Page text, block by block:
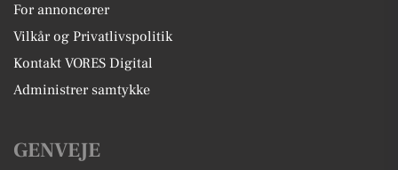
For annoncører
Vilkår og Privatlivspolitik
Kontakt VORES Digital
Administrer samtykke
GENVEJE